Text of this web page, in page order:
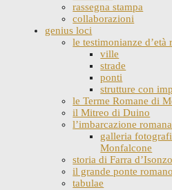
rassegna stampa
collaborazioni
genius loci
le testimonianze d’età
ville
strade
ponti
strutture con
le Terme Romane di
il Mitreo di Duino
l’imbarcazione
galleria
Monfalcone
storia di Farra d’Isonzo
il grande ponte
tabulae